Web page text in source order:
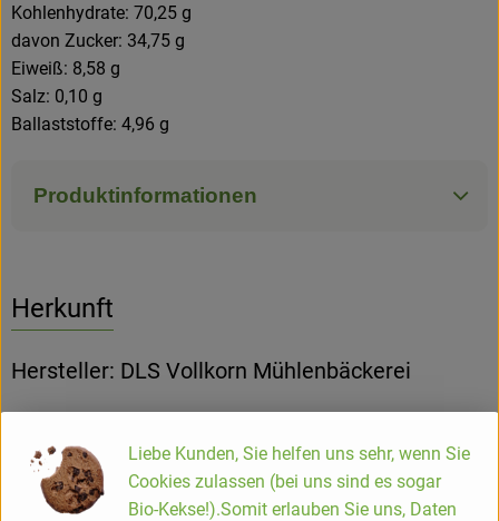
Kohlenhydrate: 70,25 g
davon Zucker: 34,75 g
Eiweiß: 8,58 g
Salz: 0,10 g
Ballaststoffe: 4,96 g
Produktinformationen
Herkunft
Hersteller: DLS Vollkorn Mühlenbäckerei
DLS Vollkorn-Mühlenbäckerei – Bio-Brot und Backwaren aus
dem Rhein-Sieg-Land
Liebe Kunden, Sie helfen uns sehr, wenn Sie
Cookies zulassen (bei uns sind es sogar
Bio-Kekse!).Somit erlauben Sie uns, Daten